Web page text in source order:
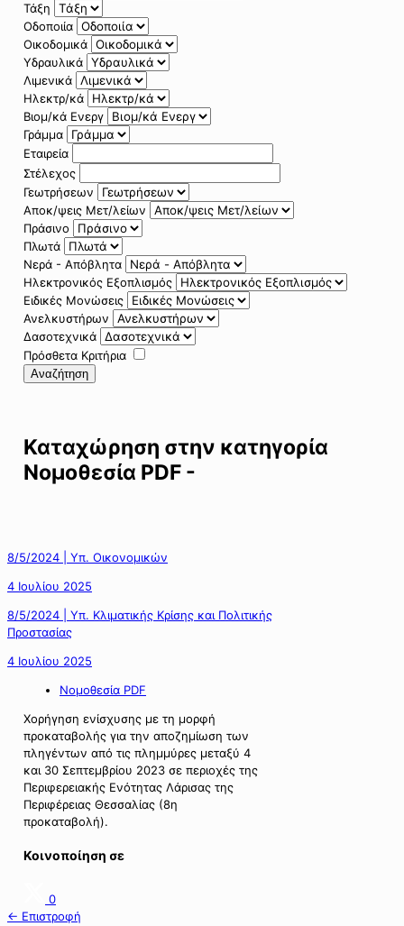
Τάξη
Οδοποιία
Οικοδομικά
Υδραυλικά
Λιμενικά
Ηλεκτρ/κά
Βιομ/κά Ενεργ
Γράμμα
Εταιρεία
Στέλεχος
Γεωτρήσεων
Αποκ/ψεις Μετ/λείων
Πράσινο
Πλωτά
Νερά - Απόβλητα
Ηλεκτρονικός Εξοπλισμός
Ειδικές Μονώσεις
Ανελκυστήρων
Δασοτεχνικά
Πρόσθετα Κριτήρια
Αναζήτηση
Καταχώρηση στην κατηγορία
Νομοθεσία PDF -
8/5/2024 | Υπ. Οικονομικών
4 Ιουλίου 2025
8/5/2024 | Υπ. Κλιματικής Κρίσης και Πολιτικής
Προστασίας
4 Ιουλίου 2025
Νομοθεσία PDF
Χορήγηση ενίσχυσης με τη μορφή
προκαταβολής για την αποζημίωση των
πληγέντων από τις πλημμύρες μεταξύ 4
και 30 Σεπτεμβρίου 2023 σε περιοχές της
Περιφερειακής Ενότητας Λάρισας της
Περιφέρειας Θεσσαλίας (8η
προκαταβολή).
Κοινοποίηση σε
0
← Επιστροφή